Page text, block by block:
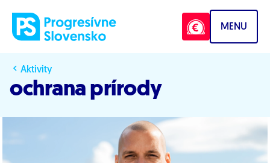
MENU
Aktivity
ochrana prírody